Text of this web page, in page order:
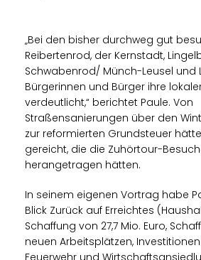
Bei den bisher durchweg gut
Reibertenrod, der Kernstadt,
Schwabenrod/ Münch-Leusel und
Bürgerinnen und Bürger ihre
verdeutlicht,“ berichtet Paule. Von
Straßensanierungen über den
zur reformierten Grundsteuer
gereicht, die die Zuhörtour-
herangetragen hätten.
In seinem eigenen Vortrag habe
Blick Zurück auf Erreichtes
Schaffung von 27,7 Mio. Euro,
neuen Arbeitsplätzen, Investitionen
Feuerwehr und